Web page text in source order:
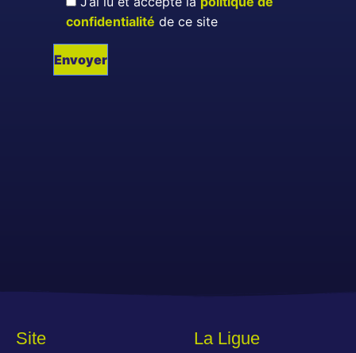
confidentialité de ce site
Site
La Ligue